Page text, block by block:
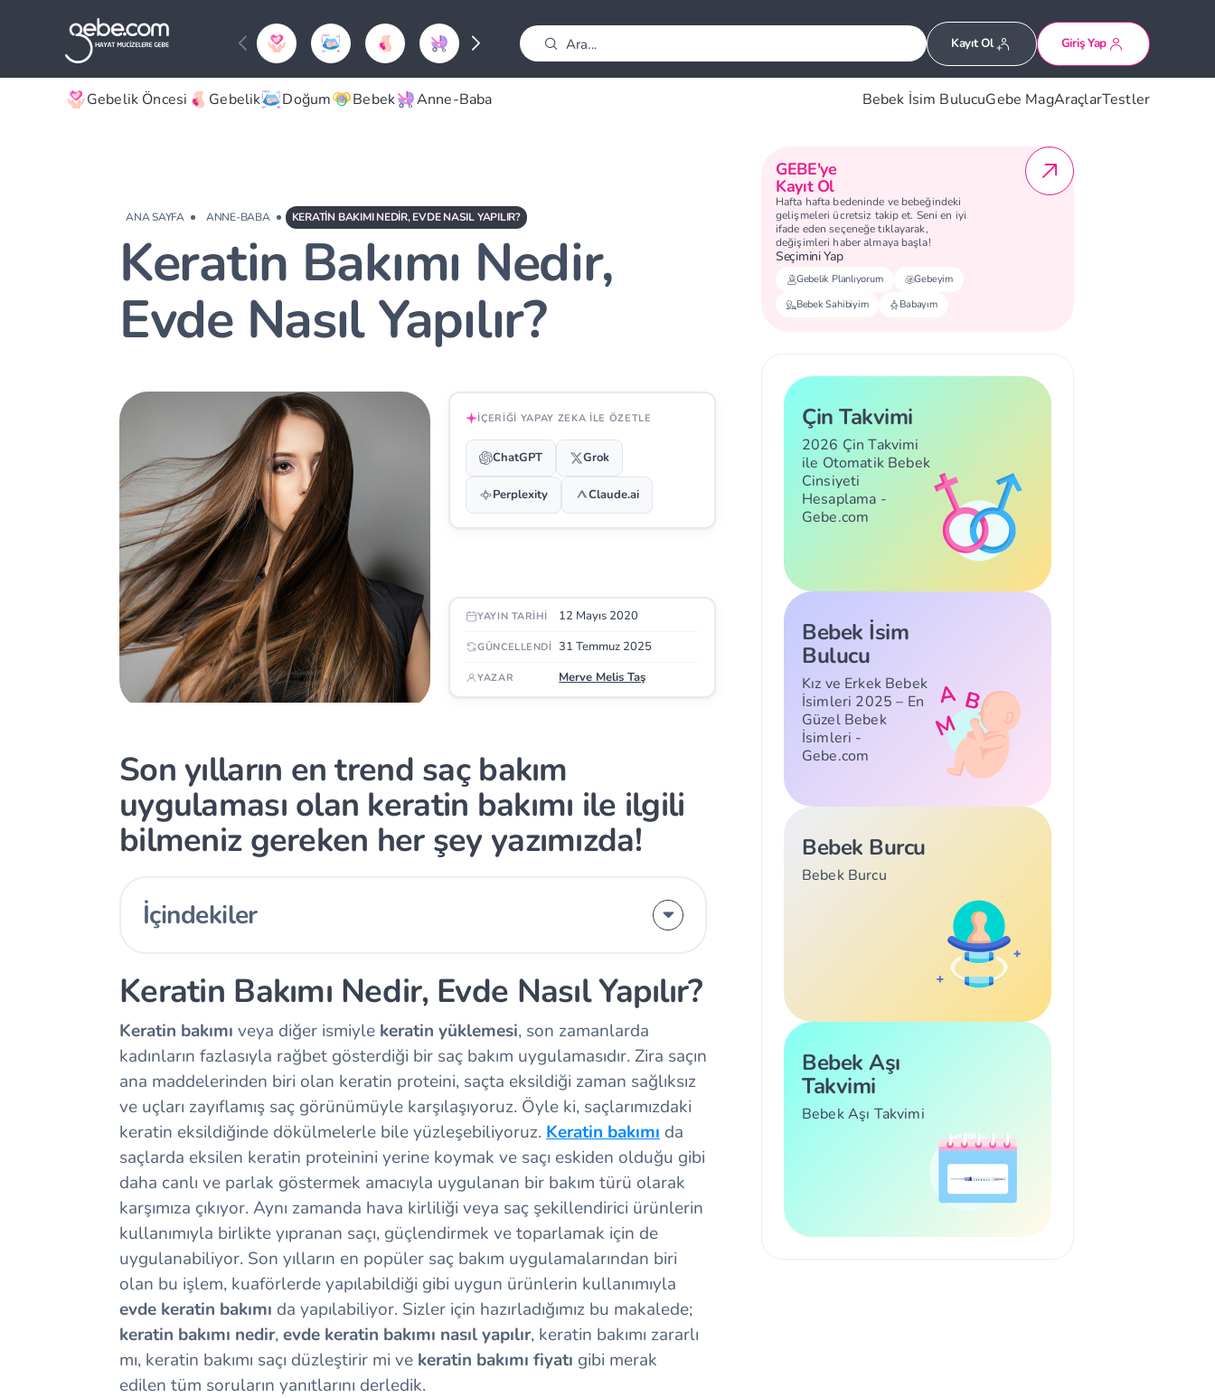
Kayıt Ol Giriş Yap
Gebelik Öncesi Gebelik Doğum Bebek Anne-Baba Bebek İsim BulucuGebe MagAraçlarTestler
ANA SAYFA ANNE-BABA KERATIN BAKIMI NEDIR, EVDE NASIL YAPILIR?
Keratin Bakımı Nedir,
Evde Nasıl Yapılır?
İÇERIĞI YAPAY ZEKA ILE ÖZETLE
ChatGPT Grok
Perplexity Claude.ai
YAYIN TARIHI 12 Mayıs 2020
GÜNCELLENDI 31 Temmuz 2025
YAZAR Merve Melis Taş
Son yılların en trend saç bakım
uygulaması olan keratin bakımı ile ilgili
bilmeniz gereken her şey yazımızda!
İçindekiler
Keratin Bakımı Nedir, Evde Nasıl Yapılır?
Keratin bakımı veya diğer ismiyle keratin yüklemesi, son zamanlarda
kadınların fazlasıyla rağbet gösterdiği bir saç bakım uygulamasıdır. Zira saçın
ana maddelerinden biri olan keratin proteini, saçta eksildiği zaman sağlıksız
ve uçları zayıflamış saç görünümüyle karşılaşıyoruz. Öyle ki, saçlarımızdaki
keratin eksildiğinde dökülmelerle bile yüzleşebiliyoruz. Keratin bakımı da
saçlarda eksilen keratin proteinini yerine koymak ve saçı eskiden olduğu gibi
daha canlı ve parlak göstermek amacıyla uygulanan bir bakım türü olarak
karşımıza çıkıyor. Aynı zamanda hava kirliliği veya saç şekillendirici ürünlerin
kullanımıyla birlikte yıpranan saçı, güçlendirmek ve toparlamak için de
uygulanabiliyor. Son yılların en popüler saç bakım uygulamalarından biri
olan bu işlem, kuaförlerde yapılabildiği gibi uygun ürünlerin kullanımıyla
evde keratin bakımı da yapılabiliyor. Sizler için hazırladığımız bu makalede;
keratin bakımı nedir,evde keratin bakımı nasıl yapılır, keratin bakımı zararlı
mı, keratin bakımı saçı düzleştirir mi ve keratin bakımı fiyatı gibi merak
edilen tüm soruların yanıtlarını derledik.
GEBE'ye
Kayıt Ol
Hafta hafta bedeninde ve bebeğindeki
gelişmeleri ücretsiz takip et. Seni en iyi
ifade eden seçeneğe tıklayarak,
değişimleri haber almaya başla!
Seçimini Yap
Gebelik Planlıyorum
Gebeyim
Bebek Sahibiyim
Babayım
Çin Takvimi
2026 Çin Takvimi
ile Otomatik Bebek
Cinsiyeti
Hesaplama -
Gebe.com
Bebek İsim
Bulucu
Kız ve Erkek Bebek
İsimleri 2025 – En
Güzel Bebek
İsimleri -
Gebe.com
Bebek Burcu
Bebek Burcu
Bebek Aşı
Takvimi
Bebek Aşı Takvimi